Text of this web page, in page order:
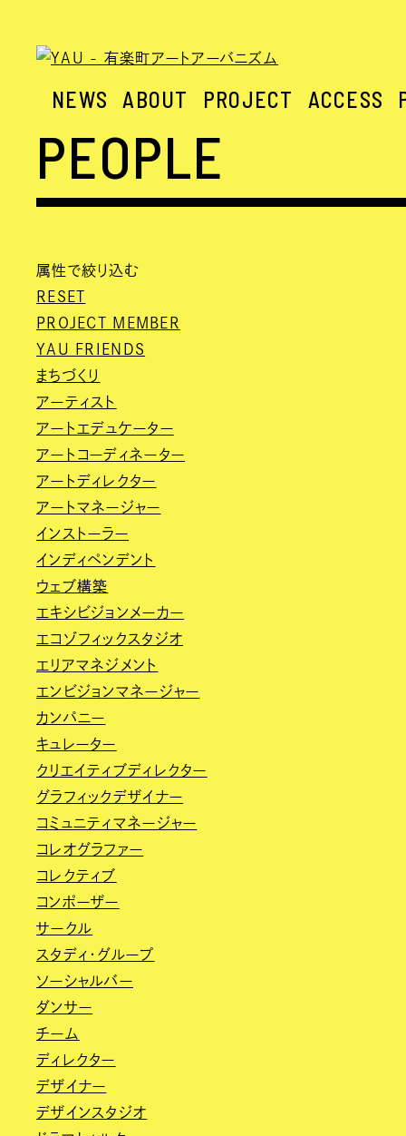
NEWS ABOUT PROJECT ACCESS
PEOPLE
属性で絞り込む
RESET
PROJECT MEMBER
YAU FRIENDS
まちづくり
アーティスト
アートエデュケーター
アートコーディネーター
アートディレクター
アートマネージャー
インストーラー
インディペンデント
ウェブ構築
エキシビジョンメーカー
エコゾフィックスタジオ
エリアマネジメント
エンビジョンマネージャー
カンパニー
キュレーター
クリエイティブディレクター
グラフィックデザイナー
コミュニティマネージャー
コレオグラファー
コレクティブ
コンポーザー
サークル
スタディ・グループ
ソーシャルバー
ダンサー
チーム
ディレクター
デザイナー
デザインスタジオ